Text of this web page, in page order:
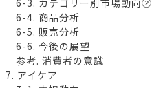
6-4. 商品分析
6-5. 販売分析
6-6. 今後の展望
参考. 消費者の意識
7. アイケア